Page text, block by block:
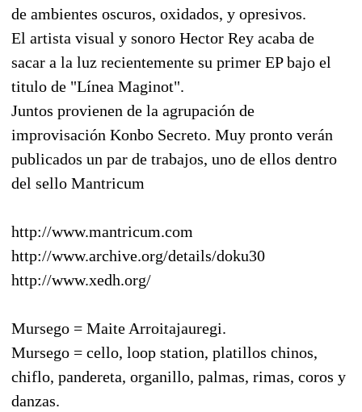
de ambientes oscuros, oxidados, y opresivos.
El artista visual y sonoro Hector Rey acaba de
sacar a la luz recientemente su primer EP bajo el
titulo de "Línea Maginot".
Juntos provienen de la agrupación de
improvisación Konbo Secreto. Muy pronto verán
publicados un par de trabajos, uno de ellos dentro
del sello Mantricum
http://www.mantricum.com
http://www.archive.org/details/doku30
http://www.xedh.org/
Mursego = Maite Arroitajauregi.
Mursego = cello, loop station, platillos chinos,
chiflo, pandereta, organillo, palmas, rimas, coros y
danzas.